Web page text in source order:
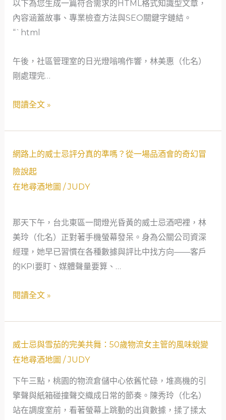
久
不
——
從
瓶
學
會
的
哲
學
以下為您生成一篇符合需求的HTML格式知識型文章，
內容涵蓋故事、專業檢查方法與SEO關鍵字鏈結。
“`html
午後，社區管理室的日光燈嗡鳴作響，林美惠（化名）
剛處理完…
IB
威
時，
要
麼
酒
瓶
沒
質
或
漏
液？
閱讀全文 »
網路上的威士忌評分真的準嗎？從一場品酒會的奇幻冒
險說起
在地尋酒地圖 /JUDY
那天下午，台北東區一間燈光昏黃的威士忌酒吧裡，林
美玲（化名）正對著手機螢幕發呆。身為公關公司資深
經理，她早已習慣在各種數據與評比中找方向——客戶
的KPI要盯、媒體聲量要算、…
網
的
士
忌
評
分
的
從
一
品
酒
會
閱讀全文 »
威士忌與雪茄的完美共舞：50歲物流女主管的風味蛻變
在地尋酒地圖 /JUDY
下午三點，桃園的物流倉儲中心依舊忙碌，堆高機的引
擎聲與紙箱碰撞聲交織成日常的節奏。陳秀玲（化名）
站在調度室前，看著螢幕上跳動的出貨數據，揉了揉太
威
士
與
雪
茄